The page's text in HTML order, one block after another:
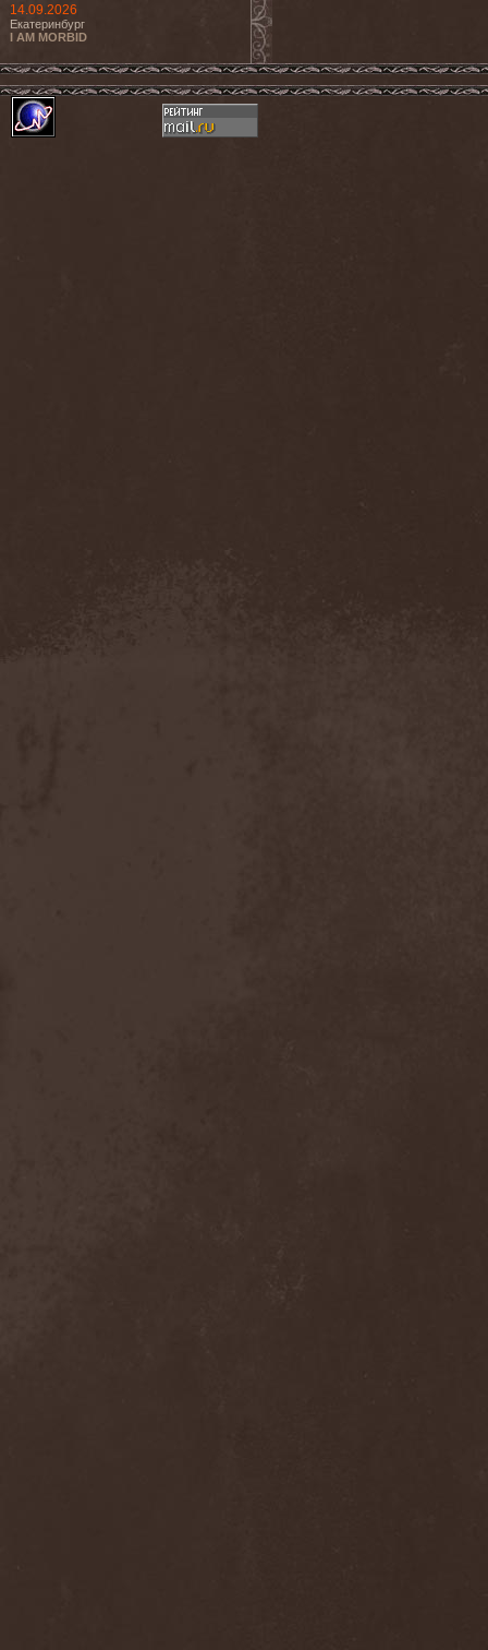
14.09.2026
Екатеринбург
I AM MORBID